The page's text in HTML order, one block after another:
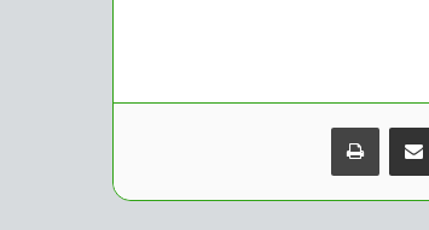
مشاركة عبر البريد طباعة